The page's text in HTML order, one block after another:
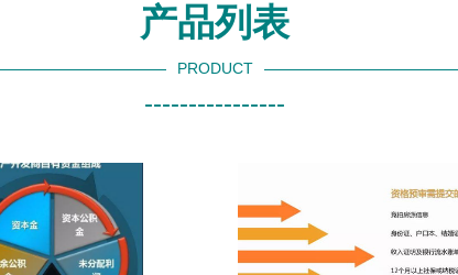
产品列表
PRODUCT
----------------